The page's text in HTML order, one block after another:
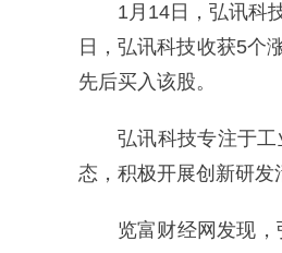
1月14日，弘讯科
日，弘讯科技收获5个
先后买入该股。
弘讯科技专注于
态，积极开展创新研发
览富财经网发现